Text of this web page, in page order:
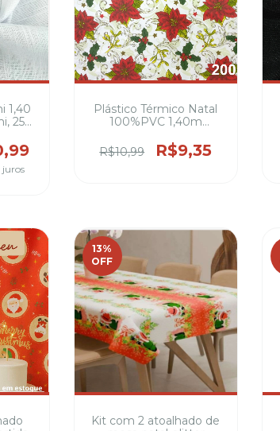
1,40
25%
e
juros
Plástico Térmico Natal
100%PVC 1,40m
decoração
R$10,99 R$9,35
13%
OFF
Kit com 2 atoalhado de